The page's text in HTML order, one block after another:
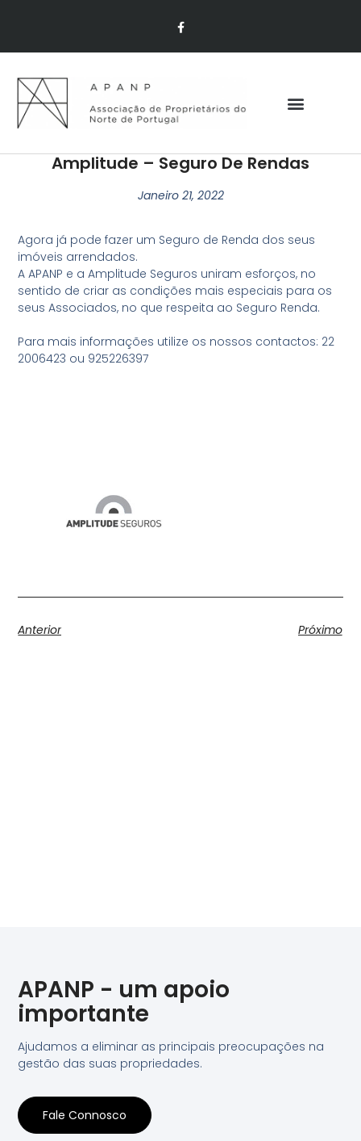
Amplitude – Seguro De Rendas
Janeiro 21, 2022
Agora já pode fazer um Seguro de Renda dos seus
imóveis arrendados.
A APANP e a Amplitude Seguros uniram esforços, no
sentido de criar as condições mais especiais para os
seus Associados, no que respeita ao Seguro Renda.
Para mais informações utilize os nossos contactos: 22
2006423 ou 925226397
Anterior Próximo
APANP - um apoio
importante
Ajudamos a eliminar as principais preocupações na
gestão das suas propriedades.
Fale Connosco